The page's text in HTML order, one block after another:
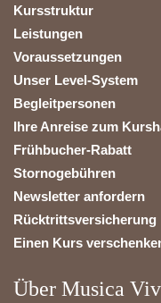
Kursstruktur
Leistungen
Voraussetzungen
Unser Level-System
Begleitpersonen
Ihre Anreise zum
Frühbucher-Rabatt
Stornogebühren
Newsletter anfordern
Rücktrittsversicherung
Einen Kurs
Über Musica